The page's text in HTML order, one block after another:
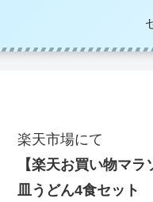
楽天市場にて
【楽天お買い物マ
皿うどん4食セット